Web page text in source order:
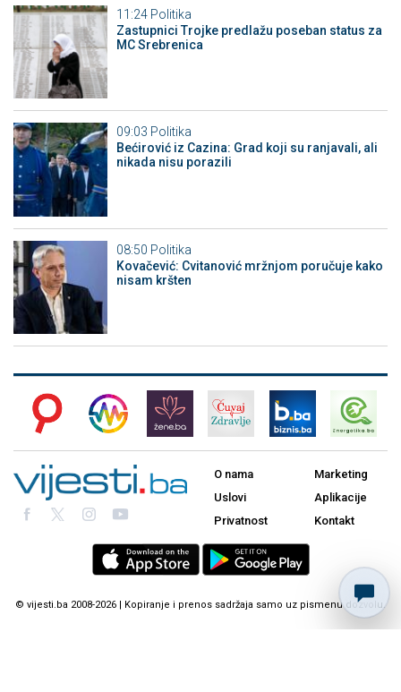
11:24 Politika
Zastupnici Trojke predlažu poseban status za
MC Srebrenica
09:03 Politika
Bećirović iz Cazina: Grad koji su ranjavali, ali
nikada nisu porazili
08:50 Politika
Kovačević: Cvitanović mržnjom poručuje kako
nisam kršten
O nama
Uslovi
Privatnost
Marketing
Aplikacije
Kontakt
© vijesti.ba 2008-2026 | Kopiranje i prenos sadržaja samo uz pismenu dozvolu.